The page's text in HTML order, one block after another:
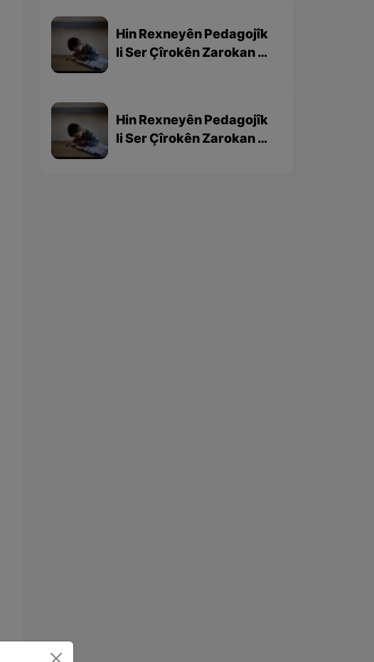
Hin Rexneyên Pedagojîk
li Ser Çîrokên Zarokan –
Hin Rexneyên Pedagojîk
li Ser Çîrokên Zarokan –